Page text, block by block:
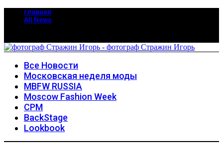
главная
All News
Все Новости
Московская неделя моды
MBFW RUSSIA
Moscow Fashion Week
CPM
BackStage
Lookbook